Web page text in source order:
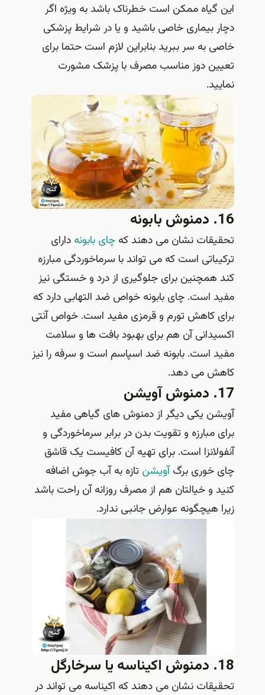
این گیاه ممکن است خطرناک باشد به ویژه اگر
دچار بیماری خاصی باشید و یا در شرایط پزشکی
خاصی به سر ببرید بنابراین لازم است حتما برای
تعیین دوز مناسب مصرف با پزشک مشورت
نمایید.
16. دمنوش بابونه
تحقیقات نشان می دهند کهچای بابونه دارای
ترکیباتی است که می تواند با سرماخوردگی مبارزه
کند همچنین برای جلوگیری از درد و خستگی نیز
مفید است. چای بابونه خواص ضد التهابی دارد که
برای کاهش تورم و قرمزی مفید است. خواص آنتی
اکسیدانی آن هم برای بهبود بافت ها و سلامت
مفید است. بابونه ضد اسپاسم است و سرفه را نیز
کاهش می دهد.
17. دمنوش آویشن
آویشن یکی دیگر از دمنوش های گیاهی مفید
برای مبارزه و تقویت بدن در برابر سرماخوردگی و
آنفولانزا است. برای تهیه آن کافیست یک قاشق
چای خوری برگآویشن تازه به آب جوش اضافه
کنید و خیالتان هم از مصرف روزانه آن راحت باشد
زیرا هیچگونه عوارض جانبی ندارد.
18. دمنوش اکیناسه یا سرخارگل
تحقیقات نشان می دهند که اکیناسه می تواند در